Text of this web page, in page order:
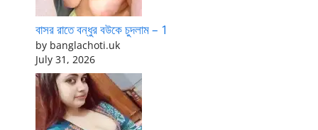
বাসর রাতে বন্ধুর বউকে চুদলাম – 1
by banglachoti.uk
July 31, 2026